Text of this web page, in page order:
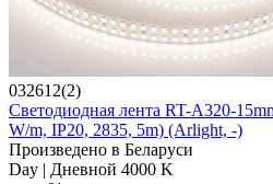
032612(2)
Светодиодная лента RT-A320-
W/m, IP20, 2835, 5m) (Arlight, -)
Произведено в Беларуси
Day | Дневной 4000 K